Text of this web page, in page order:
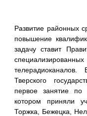
Развитие районных
повышение
задачу ставит
Тверского
первое занятие
котором приняли
Торжка, Бежецка,